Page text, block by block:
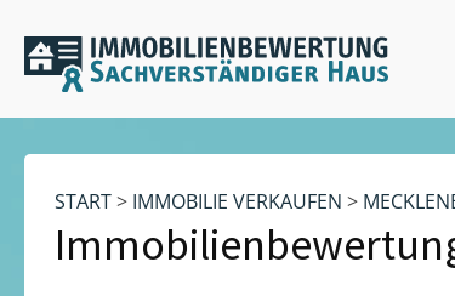
START> IMMOBILIE VERKAUFEN >